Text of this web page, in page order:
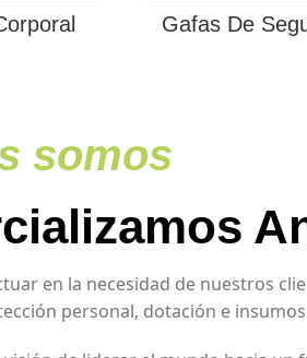
Gafas De
somos
en la necesidad de nuestros
personal, dotación e